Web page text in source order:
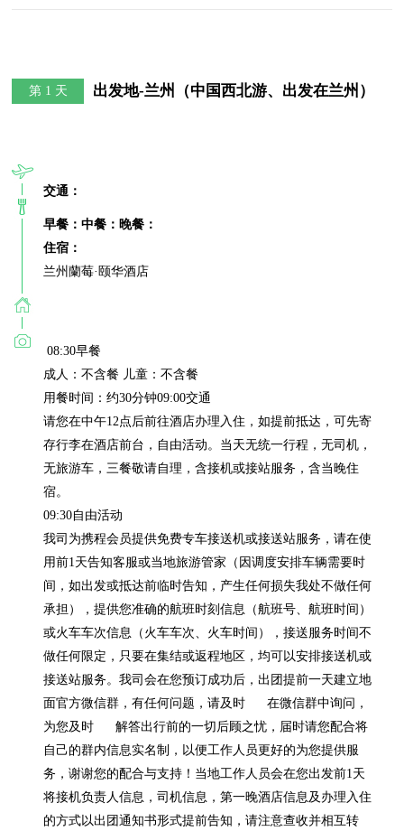
第 1 天 出发地-兰州（中国西北游、出发在兰州）
交通：
早餐：中餐：晚餐：
住宿：
08:30早餐
成人：不含餐 儿童：不含餐
用餐时间：约30分钟09:00交通
请您在中午12点后前往酒店办理入住，如提前抵达，可先寄
存行李在酒店前台，自由活动。当天无统一行程，无司机，
无旅游车，三餐敬请自理，含接机或接站服务，含当晚住
宿。
09:30自由活动
我司为携程会员提供免费专车接送机或接送站服务，请在使
用前1天告知客服或当地旅游管家（因调度安排车辆需要时
间，如出发或抵达前临时告知，产生任何损失我处不做任何
承担），提供您准确的航班时刻信息（航班号、航班时间）
或火车车次信息（火车车次、火车时间），接送服务时间不
做任何限定，只要在集结或返程地区，均可以安排接送机或
接送站服务。我司会在您预订成功后，出团提前一天建立地
面官方微信群，有任何问题，请及时      在微信群中询问，
为您及时      解答出行前的一切后顾之忧，届时请您配合将
自己的群内信息实名制，以便工作人员更好的为您提供服
务，谢谢您的配合与支持！当地工作人员会在您出发前1天
将接机负责人信息，司机信息，第一晚酒店信息及办理入住
的方式以出团通知书形式提前告知，请注意查收并相互转